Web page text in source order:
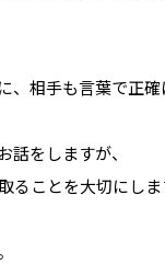
相手も言葉で正
をしますが、
ことを大切にしま